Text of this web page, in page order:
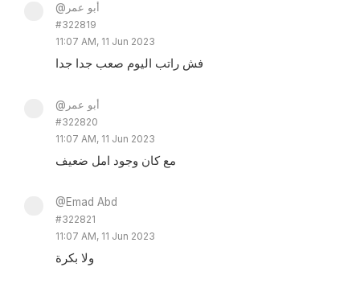
@أبو عمر
#322819
11:07 AM, 11 Jun 2023
فش راتب اليوم صعب جدا جدا
@أبو عمر
#322820
11:07 AM, 11 Jun 2023
مع كان وجود امل ضعيف
@Emad Abd
#322821
11:07 AM, 11 Jun 2023
ولا بكرة